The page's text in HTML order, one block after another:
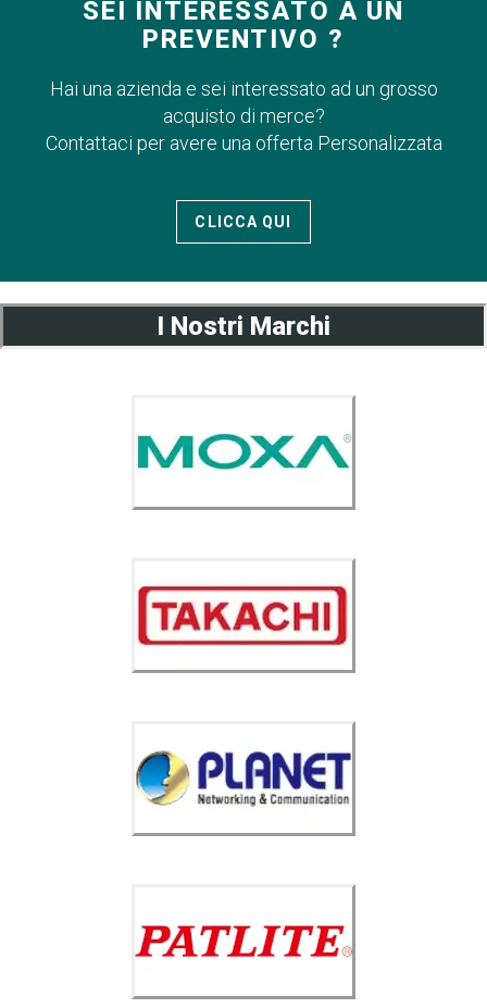
SEI INTERESSATO A UN
PREVENTIVO ?
Hai una azienda e sei interessato ad un grosso
acquisto di merce?
Contattaci per avere una offerta Personalizzata
CLICCA QUI
I Nostri Marchi